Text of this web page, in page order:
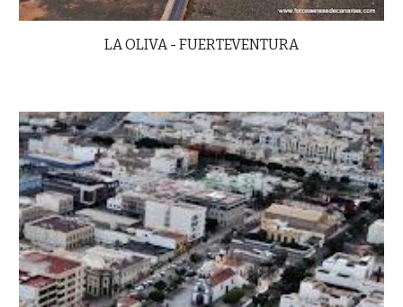
LA OLIVA - FUERTEVENTURA